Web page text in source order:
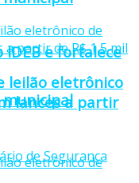
IDEB e fortalece
municipal
leilão eletrônico
lances a partir